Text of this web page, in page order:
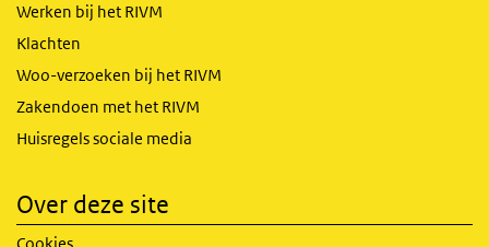
Werken bij het RIVM
Klachten
Woo-verzoeken bij het RIVM
Zakendoen met het RIVM
Huisregels sociale media
Over deze site